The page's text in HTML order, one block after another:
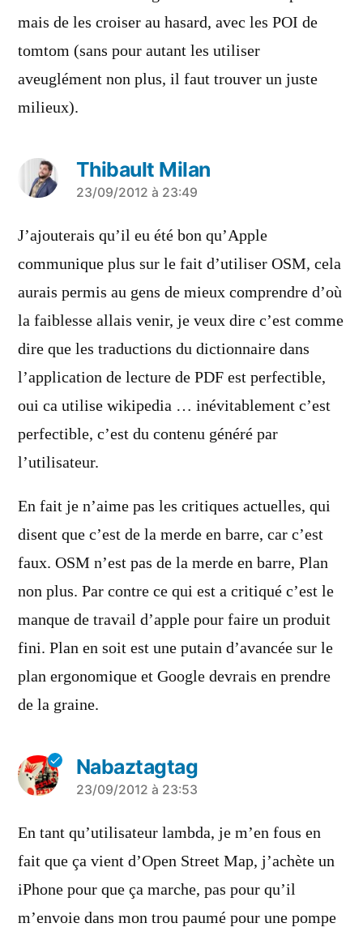
mais de les croiser au hasard, avec les POI de
tomtom (sans pour autant les utiliser
aveuglément non plus, il faut trouver un juste
milieux).
Thibault Milan
a
dit :
23/09/2012 à 23:49
J’ajouterais qu’il eu été bon qu’Apple
communique plus sur le fait d’utiliser OSM, cela
aurais permis au gens de mieux comprendre d’où
la faiblesse allais venir, je veux dire c’est comme
dire que les traductions du dictionnaire dans
l’application de lecture de PDF est perfectible,
oui ca utilise wikipedia … inévitablement c’est
perfectible, c’est du contenu généré par
l’utilisateur.
En fait je n’aime pas les critiques actuelles, qui
disent que c’est de la merde en barre, car c’est
faux. OSM n’est pas de la merde en barre, Plan
non plus. Par contre ce qui est a critiqué c’est le
manque de travail d’apple pour faire un produit
fini. Plan en soit est une putain d’avancée sur le
plan ergonomique et Google devrais en prendre
de la graine.
Nabaztagtag
a
dit :
23/09/2012 à 23:53
En tant qu’utilisateur lambda, je m’en fous en
fait que ça vient d’Open Street Map, j’achète un
iPhone pour que ça marche, pas pour qu’il
m’envoie dans mon trou paumé pour une pompe